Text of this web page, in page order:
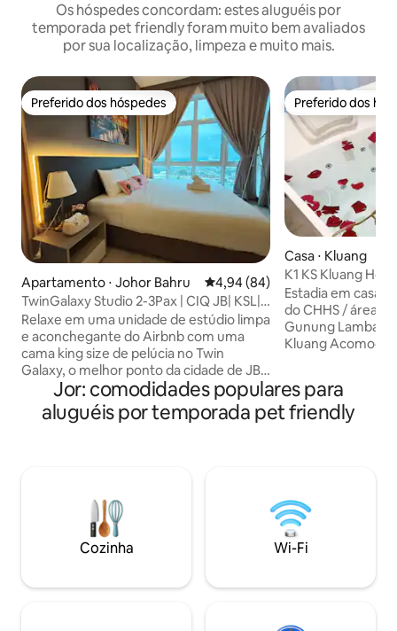
Os hóspedes concordam: estes aluguéis por
temporada pet friendly foram muito bem avaliados
por sua localização, limpeza e muito mais.
Preferido dos hóspedes
Preferido dos hóspedes
Apartamento ⋅ Johor Bahru 4,94 de uma avaliação média
4,94 (84)
TwinGalaxy Studio 2-3Pax | CIQ JB| KSL|
Não é permitido fumar
Relaxe em uma unidade de estúdio limpa
e aconchegante do Airbnb com uma
cama king size de pelúcia no Twin
Galaxy, o melhor ponto da cidade de JB!
Apenas 5 minutos para CIQ, City Square
e KSL Mall. Desfrute de uma Smart TV,
acesso Wi-Fi gratuito, dispensador de
seguro. Ônibus gratuito para o CIQ.
Perfeito para casais, famílias pequenas
ou escapadas de fim de semana. Acesso
fácil a loja de conveniência 24 horas,
locais. A viagem perfeita para a cidade
Preferido dos
Preferido dos
Casa ⋅ Kluang
K1 KS Kluang
#jacuzzi#kingkoil
Estadia em casa de
do CHHS / área
Gunung Lambak,
Kluang Acomodação: Quarto principal 4
número exato de
TV, banheira de
aquecedor solar
hóspedes reservados Para
locatários ou
baixas, será
Jor: comodidades populares para
aluguéis por temporada pet friendly
Cozinha Wi-Fi